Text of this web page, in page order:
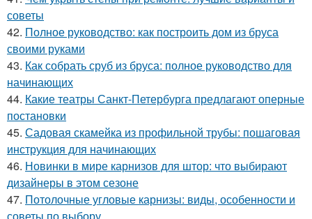
советы
42. Полное руководство: как построить дом из бруса
своими руками
43. Как собрать сруб из бруса: полное руководство для
начинающих
44. Какие театры Санкт-Петербурга предлагают оперные
постановки
45. Садовая скамейка из профильной трубы: пошаговая
инструкция для начинающих
46. Новинки в мире карнизов для штор: что выбирают
дизайнеры в этом сезоне
47. Потолочные угловые карнизы: виды, особенности и